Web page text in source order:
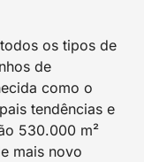
os tipos de
de
como o
tendências e
530.000 m²
mais novo